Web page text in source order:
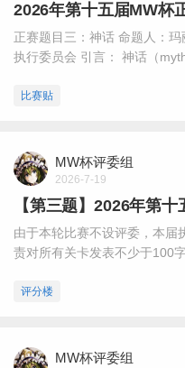
2026年第十五届MW杯
正赛题目三：神话 命题人：
执行委员会 引言： 神话（myth
比赛贴
MW杯评委组
2026-7-19
【第三题】2026年第
由于本轮比赛不设评委，本届
责对所有关卡发表不少于100字
评分楼
MW杯评委组